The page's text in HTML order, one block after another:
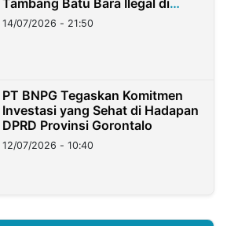
Lampung
14/07/2026 - 21:50
PT BNPG Tegaskan Komitmen
Investasi yang Sehat di Hadapan
DPRD Provinsi Gorontalo
12/07/2026 - 10:40